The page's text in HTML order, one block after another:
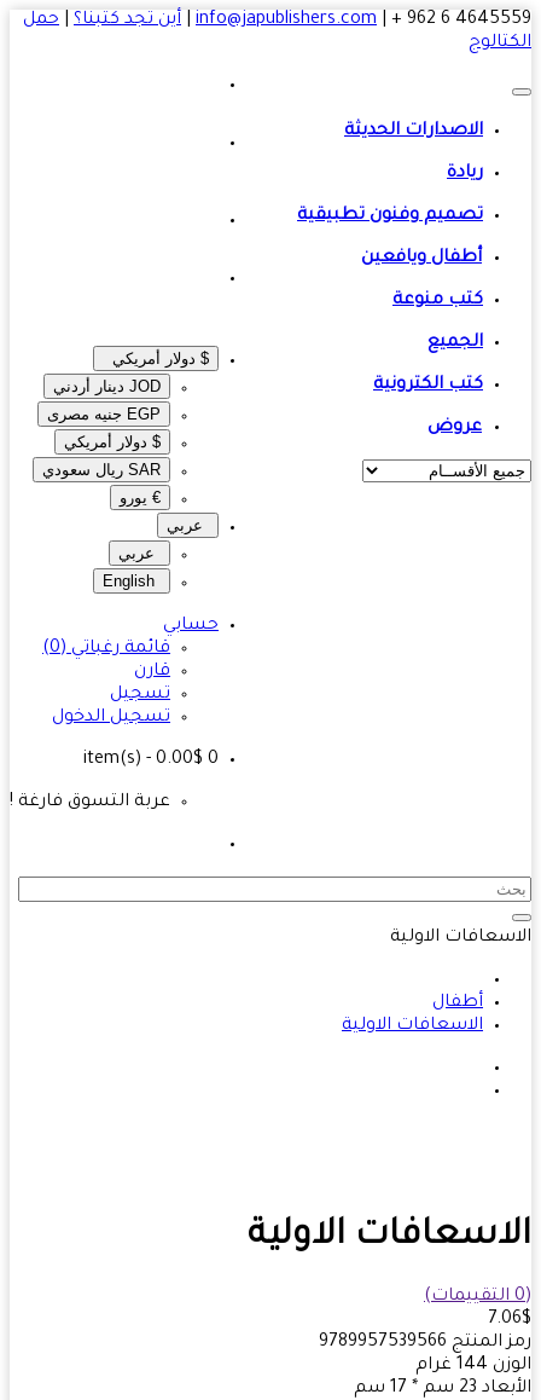
4645559 6
|
info@japublishers.com
|أين تجد كتبنا؟|حمل
$ دولار أمريكي
JOD دينار أردني
EGP جنيه مصرى‎
$ دولار أمريكي
SAR ريال سعودي
€ يورو
عربي
عربي
English
حسابي
قائمة رغباتي (0)
قارن
تسجيل
تسجيل الدخول
item(s)
- 0.00$
عربة التسوق فارغة !
الاصدارات الحديثة
ريادة
تصميم وفنون تطبيقية
أطفال ويافعين
كتب منوعة
الجميع
كتب الكترونية
عروض
الاولية
أطفال
الاسعافات الاولية
الاولية
المنتج9789957539566
144
غرام
23 سم * 17 سم